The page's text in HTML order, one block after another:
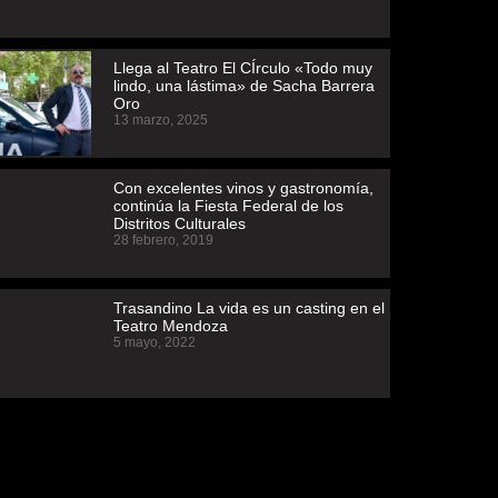
Llega al Teatro El CÍrculo «Todo muy
lindo, una lástima» de Sacha Barrera
Oro
13 marzo, 2025
Con excelentes vinos y gastronomía,
continúa la Fiesta Federal de los
Distritos Culturales
28 febrero, 2019
Trasandino La vida es un casting en el
Teatro Mendoza
5 mayo, 2022